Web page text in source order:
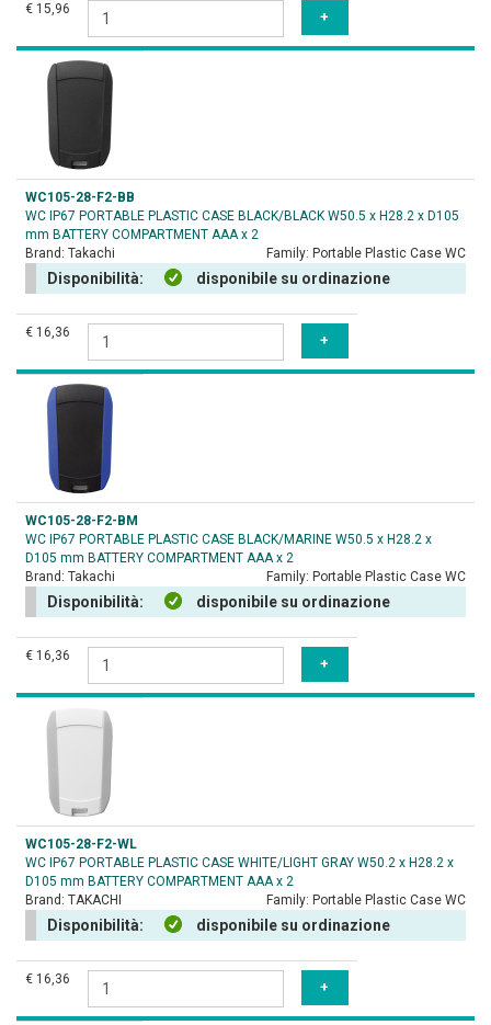
€ 15,96
WC105-28-F2-BB
WC IP67 PORTABLE PLASTIC CASE BLACK/BLACK W50.5 x H28.2 x D105
mm BATTERY COMPARTMENT AAA x 2
Brand: Takachi Family: Portable Plastic Case WC
Disponibilità: disponibile su ordinazione
€ 16,36
WC105-28-F2-BM
WC IP67 PORTABLE PLASTIC CASE BLACK/MARINE W50.5 x H28.2 x
D105 mm BATTERY COMPARTMENT AAA x 2
Brand: Takachi Family: Portable Plastic Case WC
Disponibilità: disponibile su ordinazione
€ 16,36
WC105-28-F2-WL
WC IP67 PORTABLE PLASTIC CASE WHITE/LIGHT GRAY W50.2 x H28.2 x
D105 mm BATTERY COMPARTMENT AAA x 2
Brand: TAKACHI Family: Portable Plastic Case WC
Disponibilità: disponibile su ordinazione
€ 16,36